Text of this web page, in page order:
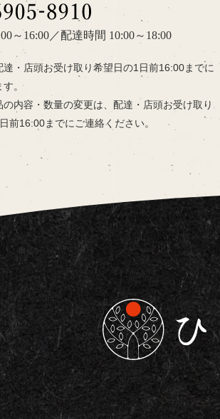
～16:00 ／配達時間 10:00～18:00
達・店頭お受け取り希望日の1日前16:00までに
す。
の内容・数量の変更は、 配達・店頭お受け取り
前16:00までにご連絡ください。
東京都板橋区で仕出